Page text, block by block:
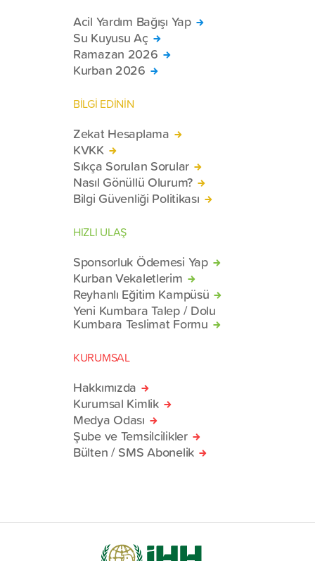
Acil Yardım Bağışı Yap
Su Kuyusu Aç
Ramazan 2026
Kurban 2026
BİLGİ EDİNİN
Zekat Hesaplama
KVKK
Sıkça Sorulan Sorular
Nasıl Gönüllü Olurum?
Bilgi Güvenliği Politikası
HIZLI ULAŞ
Sponsorluk Ödemesi Yap
Kurban Vekaletlerim
Reyhanlı Eğitim Kampüsü
Yeni Kumbara Talep / Dolu
Kumbara Teslimat Formu
KURUMSAL
Hakkımızda
Kurumsal Kimlik
Medya Odası
Şube ve Temsilcilikler
Bülten / SMS Abonelik